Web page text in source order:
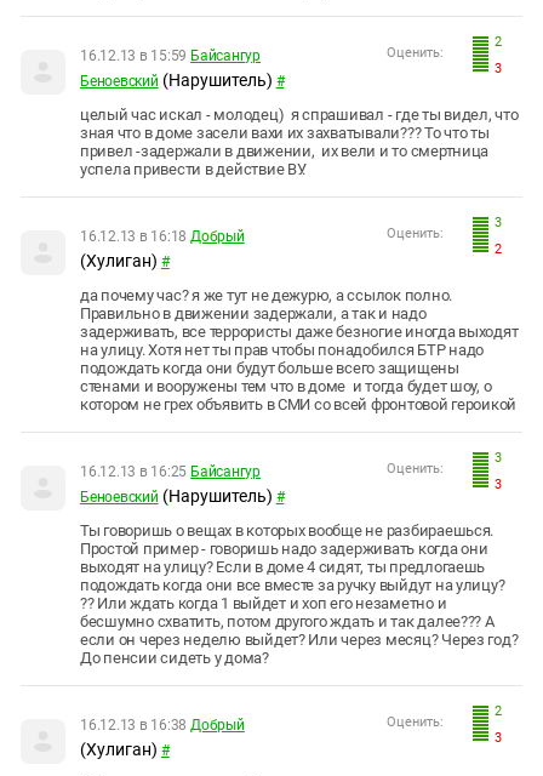
2
3
Оценить:
16.12.13 в 15:59 Байсангур
Беноевский (Нарушитель) #
целый час искал - молодец) я спрашивал - где ты видел, что
зная что в доме засели вахи их захватывали??? То что ты
привел -задержали в движении, их вели и то смертница
успела привести в действие ВУ.
3
2
Оценить:
16.12.13 в 16:18 Добрый
(Хулиган) #
да почему час? я же тут не дежурю, а ссылок полно.
Правильно в движении задержали, а так и надо
задерживать, все террористы даже безногие иногда выходят
на улицу. Хотя нет ты прав чтобы понадобился БТР надо
подождать когда они будут больше всего защищены
стенами и вооружены тем что в доме и тогда будет шоу, о
котором не грех объявить в СМИ со всей фронтовой героикой
3
3
Оценить:
16.12.13 в 16:25 Байсангур
Беноевский (Нарушитель) #
Ты говоришь о вещах в которых вообще не разбираешься.
Простой пример - говоришь надо задерживать когда они
выходят на улицу? Если в доме 4 сидят, ты предлогаешь
подождать когда они все вместе за ручку выйдут на улицу?
?? Или ждать когда 1 выйдет и хоп его незаметно и
бесшумно схватить, потом другого ждать и так далее??? А
если он через неделю выйдет? Или через месяц? Через год?
До пенсии сидеть у дома?
2
3
Оценить:
16.12.13 в 16:38 Добрый
(Хулиган) #